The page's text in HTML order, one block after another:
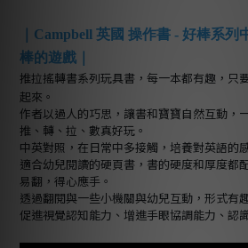
｜Campbell 英國 操作書 - 好棒系
棒的遊戲｜
推拉搖轉書系列玩具書，每一本都有趣，只
起來。
作者以過人的巧思，讓書和寶寶自然互動，
推、轉、拉、數真好玩。
中英對照 ，在日常中多接觸，培養對英語的
適合幼兒閱讀的硬頁書，書的硬度和厚度都
易翻，得心應手。
透過翻閱與一些小機關與幼兒互動，形式有
促進視覺認知能力、增進手眼協調能力、認